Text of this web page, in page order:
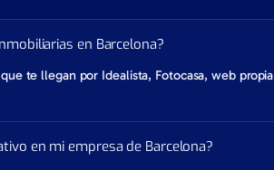
en Barcelona?
te llegan por Idealista, Fotocasa, web
en mi empresa de Barcelona?